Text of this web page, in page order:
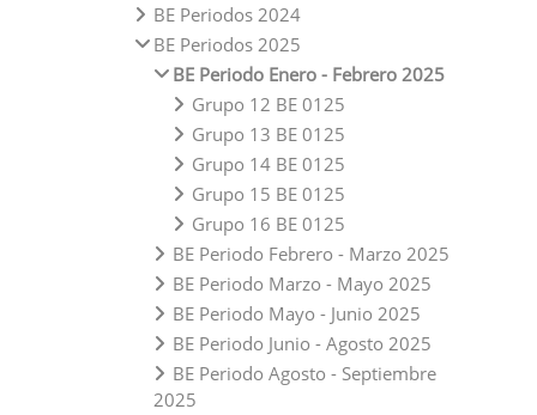
BE Periodos 2024
BE Periodos 2025
BE Periodo Enero - Febrero 2025
Grupo 12 BE 0125
Grupo 13 BE 0125
Grupo 14 BE 0125
Grupo 15 BE 0125
Grupo 16 BE 0125
BE Periodo Febrero - Marzo 2025
BE Periodo Marzo - Mayo 2025
BE Periodo Mayo - Junio 2025
BE Periodo Junio - Agosto 2025
BE Periodo Agosto - Septiembre
2025